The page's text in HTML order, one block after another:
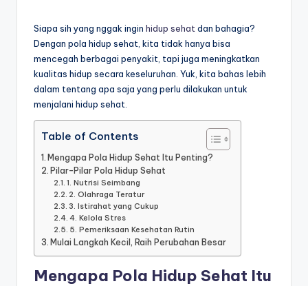
Siapa sih yang nggak ingin hidup sehat dan bahagia?
Dengan pola hidup sehat, kita tidak hanya bisa
mencegah berbagai penyakit, tapi juga meningkatkan
kualitas hidup secara keseluruhan. Yuk, kita bahas lebih
dalam tentang apa saja yang perlu dilakukan untuk
menjalani hidup sehat.
Table of Contents
Mengapa Pola Hidup Sehat Itu Penting?
Pilar-Pilar Pola Hidup Sehat
1. Nutrisi Seimbang
2. Olahraga Teratur
3. Istirahat yang Cukup
4. Kelola Stres
5. Pemeriksaan Kesehatan Rutin
Mulai Langkah Kecil, Raih Perubahan Besar
Mengapa Pola Hidup Sehat Itu